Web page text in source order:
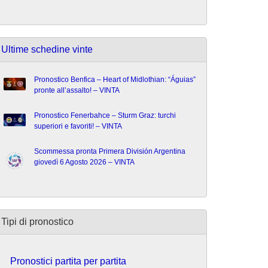
Ultime schedine vinte
Pronostico Benfica – Heart of Midlothian: “Águias”
pronte all’assalto! – VINTA
Pronostico Fenerbahce – Sturm Graz: turchi
superiori e favoriti! – VINTA
Scommessa pronta Primera División Argentina
giovedì 6 Agosto 2026 – VINTA
Tipi di pronostico
Pronostici partita per partita